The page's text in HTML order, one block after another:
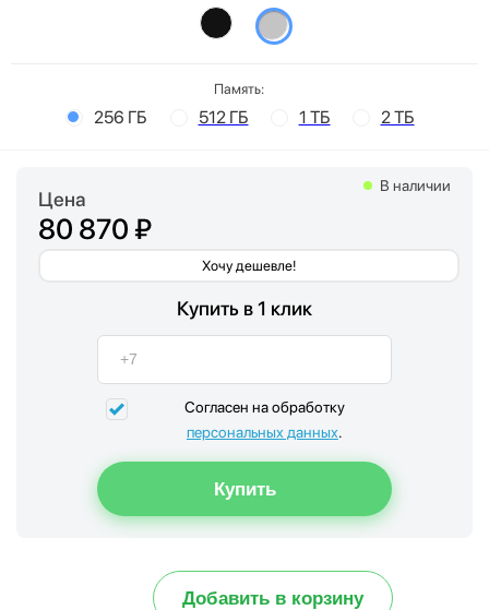
Память:
256 ГБ 512 ГБ 1 ТБ 2 ТБ
Цена
80 870 ₽
Хочу дешевле!
В наличии
Купить в 1 клик
Согласен на обработку
персональных данных.
Добавить в корзину